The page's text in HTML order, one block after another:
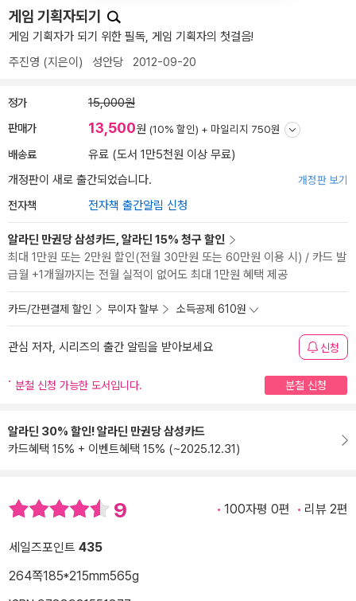
게임 기획자되기
게임 기획자가 되기 위한 필독, 게임 기획자의 첫걸음!
주진영 (지은이) 성안당 2012-09-20
정가 15,000원
판매가 13,500원 (10% 할인) + 마일리지 750원
배송료
유료 (도서 1만5천원 이상 무료)
개정판이 새로 출간되었습니다.
개정판 보기
전자책 전자책 출간알림 신청
알라딘 만권당 삼성카드, 알라딘 15% 청구 할인
최대 1만원 또는 2만원 할인(전월 30만원 또는 60만원 이용 시) / 카드 발
급월 +1개월까지는 전월 실적이 없어도 최대 1만원 혜택 제공
카드/간편결제 할인 무이자 할부 소득공제 610원
관심 저자, 시리즈의 출간 알림을 받아보세요 신청
분철 신청 가능한 도서입니다. 분철 신청
알라딘 30% 할인! 알라딘 만권당 삼성카드
카드혜택 15% + 이벤트혜택 15% (~2025.12.31)
9 100자평 0편 리뷰 2편
세일즈포인트 435
264쪽185*215mm565g